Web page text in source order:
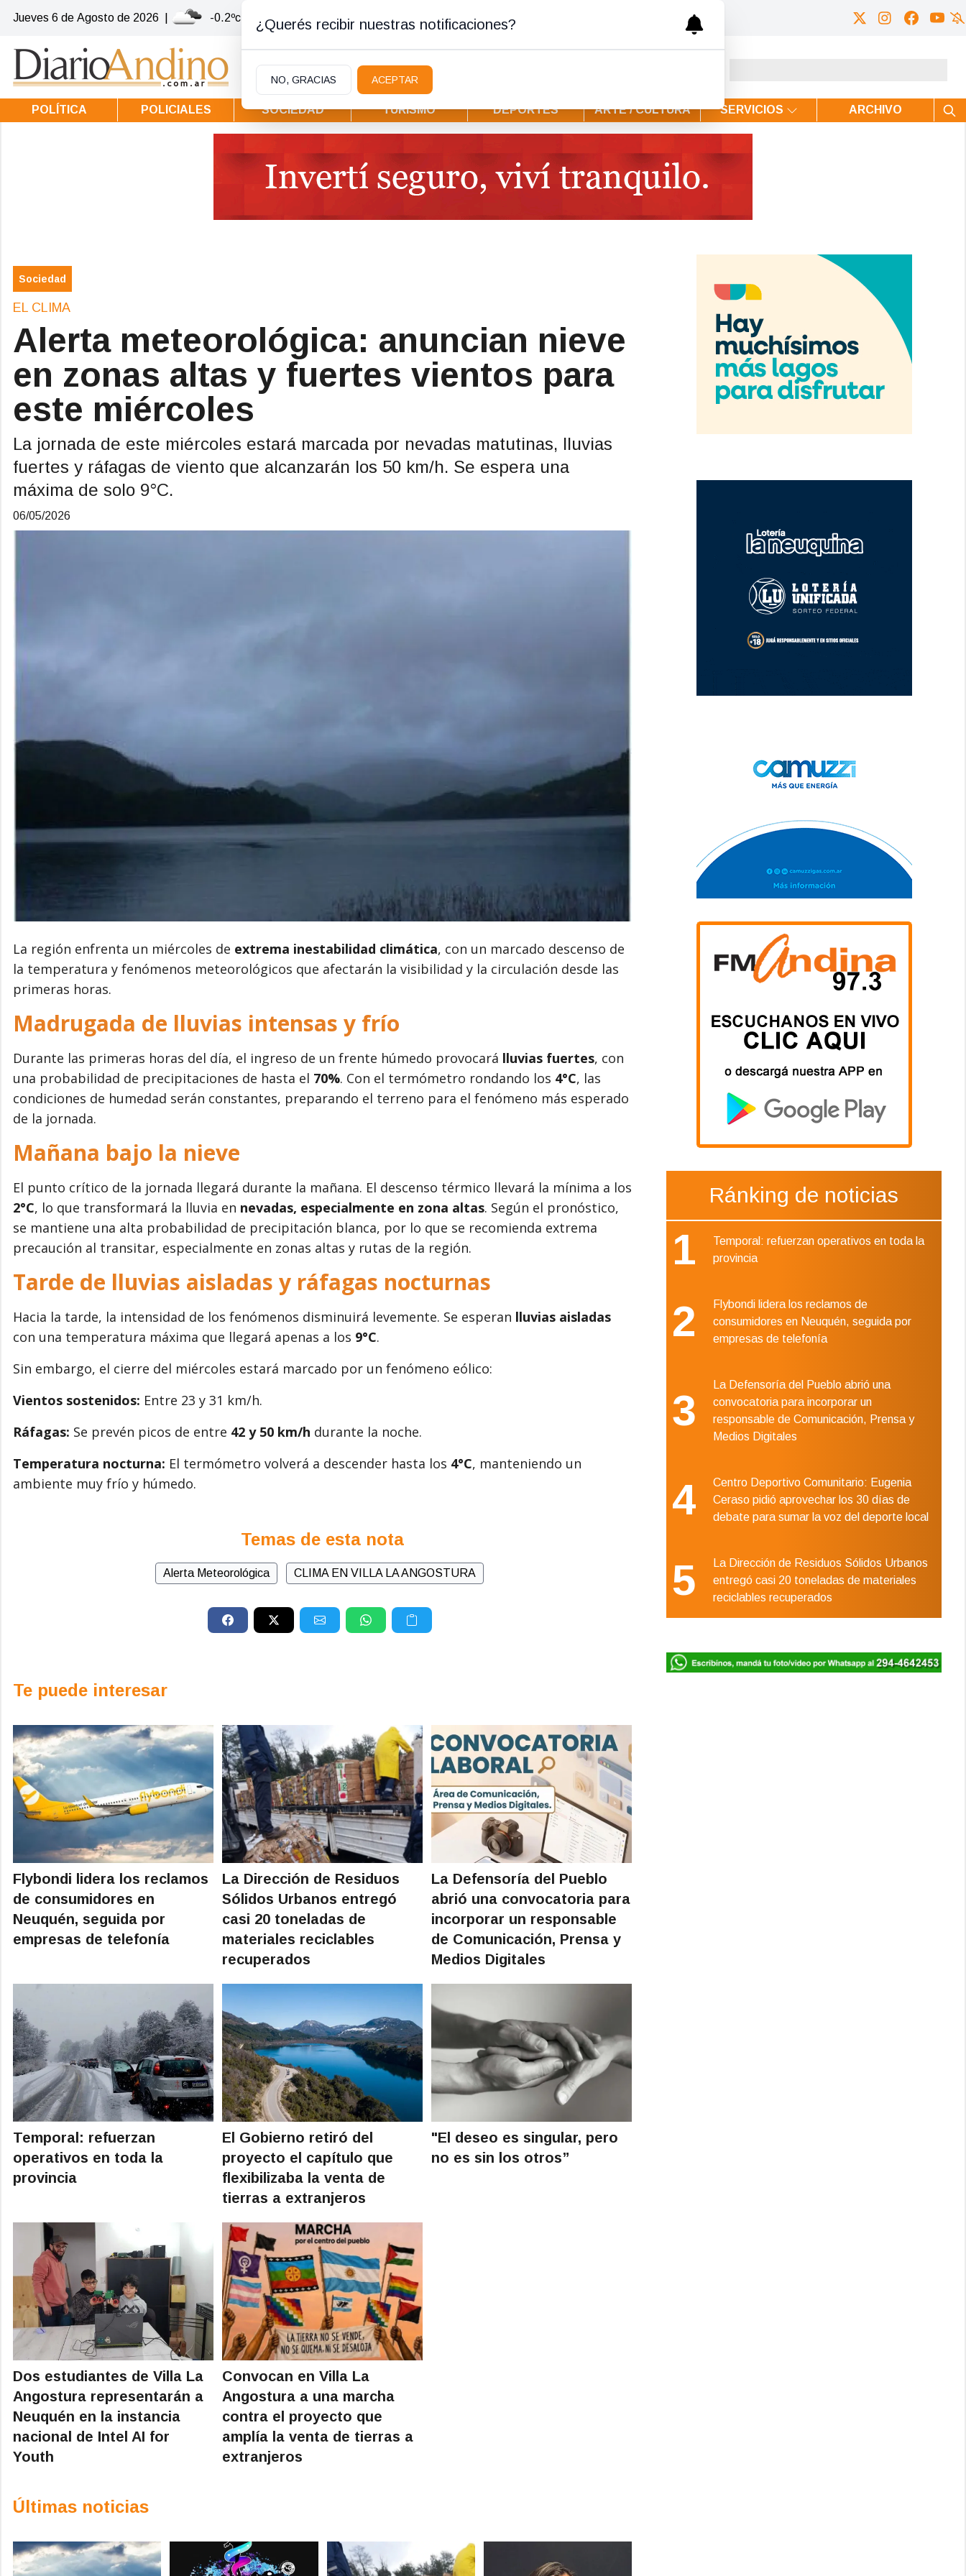
Jueves 6 de Agosto de 2026 -0.2ºc | Villa la Angostura
POLÍTICA POLICIALES SOCIEDAD TURISMO DEPORTES ARTE / CULTURA SERVICIOS ARCHIVO
Sociedad
EL CLIMA
Alerta meteorológica: anuncian nieve
en zonas altas y fuertes vientos para
este miércoles
La jornada de este miércoles estará marcada por nevadas matutinas, lluvias
fuertes y ráfagas de viento que alcanzarán los 50 km/h. Se espera una
máxima de solo 9°C.
06/05/2026
La región enfrenta un miércoles de extrema inestabilidad climática, con un marcado descenso de
la temperatura y fenómenos meteorológicos que afectarán la visibilidad y la circulación desde las
primeras horas.
Madrugada de lluvias intensas y frío
Durante las primeras horas del día, el ingreso de un frente húmedo provocará lluvias fuertes, con
una probabilidad de precipitaciones de hasta el 70%. Con el termómetro rondando los 4°C, las
condiciones de humedad serán constantes, preparando el terreno para el fenómeno más esperado
de la jornada.
Mañana bajo la nieve
El punto crítico de la jornada llegará durante la mañana. El descenso térmico llevará la mínima a los
2°C, lo que transformará la lluvia en nevadas, especialmente en zona altas. Según el pronóstico,
se mantiene una alta probabilidad de precipitación blanca, por lo que se recomienda extrema
precaución al transitar, especialmente en zonas altas y rutas de la región.
Tarde de lluvias aisladas y ráfagas nocturnas
Hacia la tarde, la intensidad de los fenómenos disminuirá levemente. Se esperan lluvias aisladas
con una temperatura máxima que llegará apenas a los 9°C.
Sin embargo, el cierre del miércoles estará marcado por un fenómeno eólico:
Vientos sostenidos: Entre 23 y 31 km/h.
Ráfagas: Se prevén picos de entre 42 y 50 km/h durante la noche.
Temperatura nocturna: El termómetro volverá a descender hasta los 4°C, manteniendo un
ambiente muy frío y húmedo.
Temas de esta nota
Alerta Meteorológica CLIMA EN VILLA LA ANGOSTURA
Te puede interesar
Flybondi lidera los reclamos
de consumidores en
Neuquén, seguida por
empresas de telefonía
La Dirección de Residuos
Sólidos Urbanos entregó
casi 20 toneladas de
materiales reciclables
recuperados
La Defensoría del Pueblo
abrió una convocatoria para
incorporar un responsable
de Comunicación, Prensa y
Medios Digitales
Temporal: refuerzan
operativos en toda la
provincia
El Gobierno retiró del
proyecto el capítulo que
flexibilizaba la venta de
tierras a extranjeros
"El deseo es singular, pero
no es sin los otros”
Dos estudiantes de Villa La
Angostura representarán a
Neuquén en la instancia
nacional de Intel AI for
Youth
Convocan en Villa La
Angostura a una marcha
contra el proyecto que
amplía la venta de tierras a
extranjeros
Últimas noticias
Ránking de noticias
1
Temporal: refuerzan operativos en toda la
provincia
2
Flybondi lidera los reclamos de
consumidores en Neuquén, seguida por
empresas de telefonía
3
La Defensoría del Pueblo abrió una
convocatoria para incorporar un
responsable de Comunicación, Prensa y
Medios Digitales
4
Centro Deportivo Comunitario: Eugenia
Ceraso pidió aprovechar los 30 días de
debate para sumar la voz del deporte local
5
La Dirección de Residuos Sólidos Urbanos
entregó casi 20 toneladas de materiales
reciclables recuperados
¿Querés recibir nuestras notificaciones?
NO, GRACIAS ACEPTAR